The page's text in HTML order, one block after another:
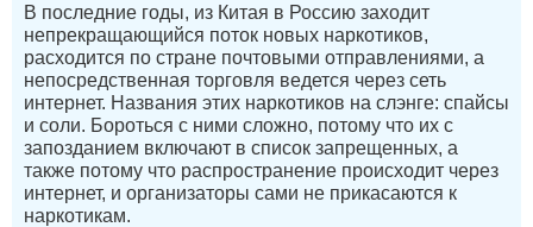
В последние годы, из Китая в Россию заходит
непрекращающийся поток новых наркотиков,
расходится по стране почтовыми отправлениями, а
непосредственная торговля ведется через сеть
интернет. Названия этих наркотиков на слэнге: спайсы
и соли. Бороться с ними сложно, потому что их с
запозданием включают в список запрещенных, а
также потому что распространение происходит через
интернет, и организаторы сами не прикасаются к
наркотикам.